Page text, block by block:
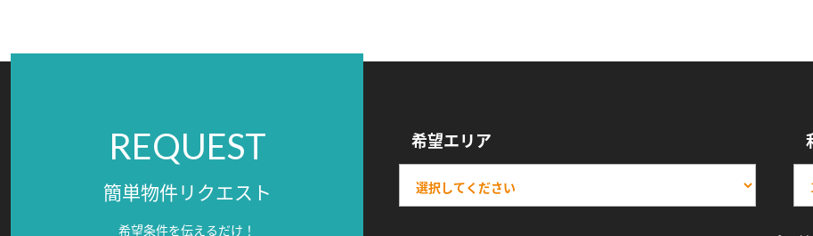
REQUEST
簡単物件リクエスト
希望条件を伝えるだけ！
希望エリア